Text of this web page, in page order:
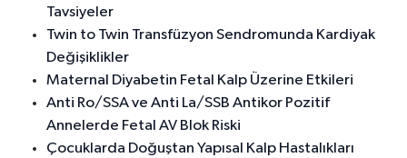
Tavsiyeler
Twin to Twin Transfüzyon Sendromunda Kardiyak
Değişiklikler
Maternal Diyabetin Fetal Kalp Üzerine Etkileri
Anti Ro/SSA ve Anti La/SSB Antikor Pozitif
Annelerde Fetal AV Blok Riski
Çocuklarda Doğuştan Yapısal Kalp Hastalıkları